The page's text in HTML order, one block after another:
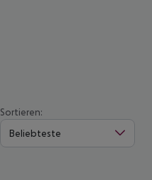
Sortieren:
Beliebteste